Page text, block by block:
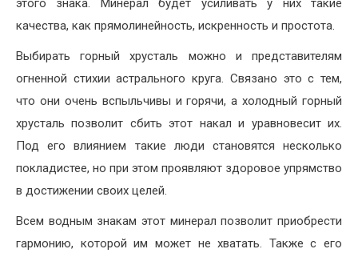
этого знака. Минерал будет усиливать у них такие
качества, как прямолинейность, искренность и простота.
Выбирать горный хрусталь можно и представителям
огненной стихии астрального круга. Связано это с тем,
что они очень вспыльчивы и горячи, а холодный горный
хрусталь позволит сбить этот накал и уравновесит их.
Под его влиянием такие люди становятся несколько
покладистее, но при этом проявляют здоровое упрямство
в достижении своих целей.
Всем водным знакам этот минерал позволит приобрести
гармонию, которой им может не хватать. Также с его